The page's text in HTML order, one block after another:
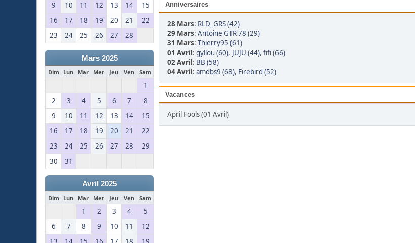
9
10 11 12 13 14
15
16
17 18 19 20 21
22
23
24 25 26 27 28
Mars 2025
Dim Lun Mar Mer Jeu Ven Sam
1
2
3 4 5 6 7
8
9
10 11 12 13 14
15
16
17 18 19 20 21
22
23
24 25 26 27 28
29
30
31
Avril 2025
Dim Lun Mar Mer Jeu Ven Sam
1 2 3 4
5
6
7 8 9 10 11
12
Anniversaires
28 Mars: RLD_GRS (42)
29 Mars: Antoine GTR 78 (29)
31 Mars: Thierry95 (61)
01 Avril: gyllou (60), JUJU (44), fifi (66)
02 Avril: BB (58)
04 Avril: amdbs9 (68), Firebird (52)
Vacances
April Fools (01 Avril)